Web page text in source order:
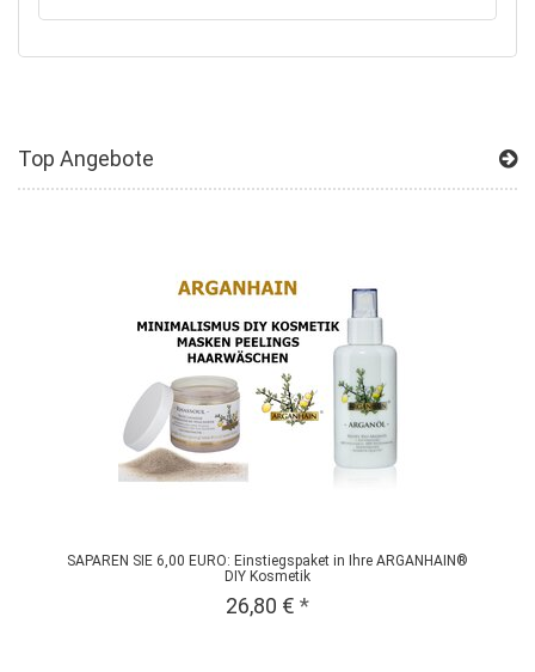
Top Angebote
SAPAREN SIE 6,00 EURO: Einstiegspaket in Ihre ARGANHAIN®
DIY Kosmetik
26,80 € *